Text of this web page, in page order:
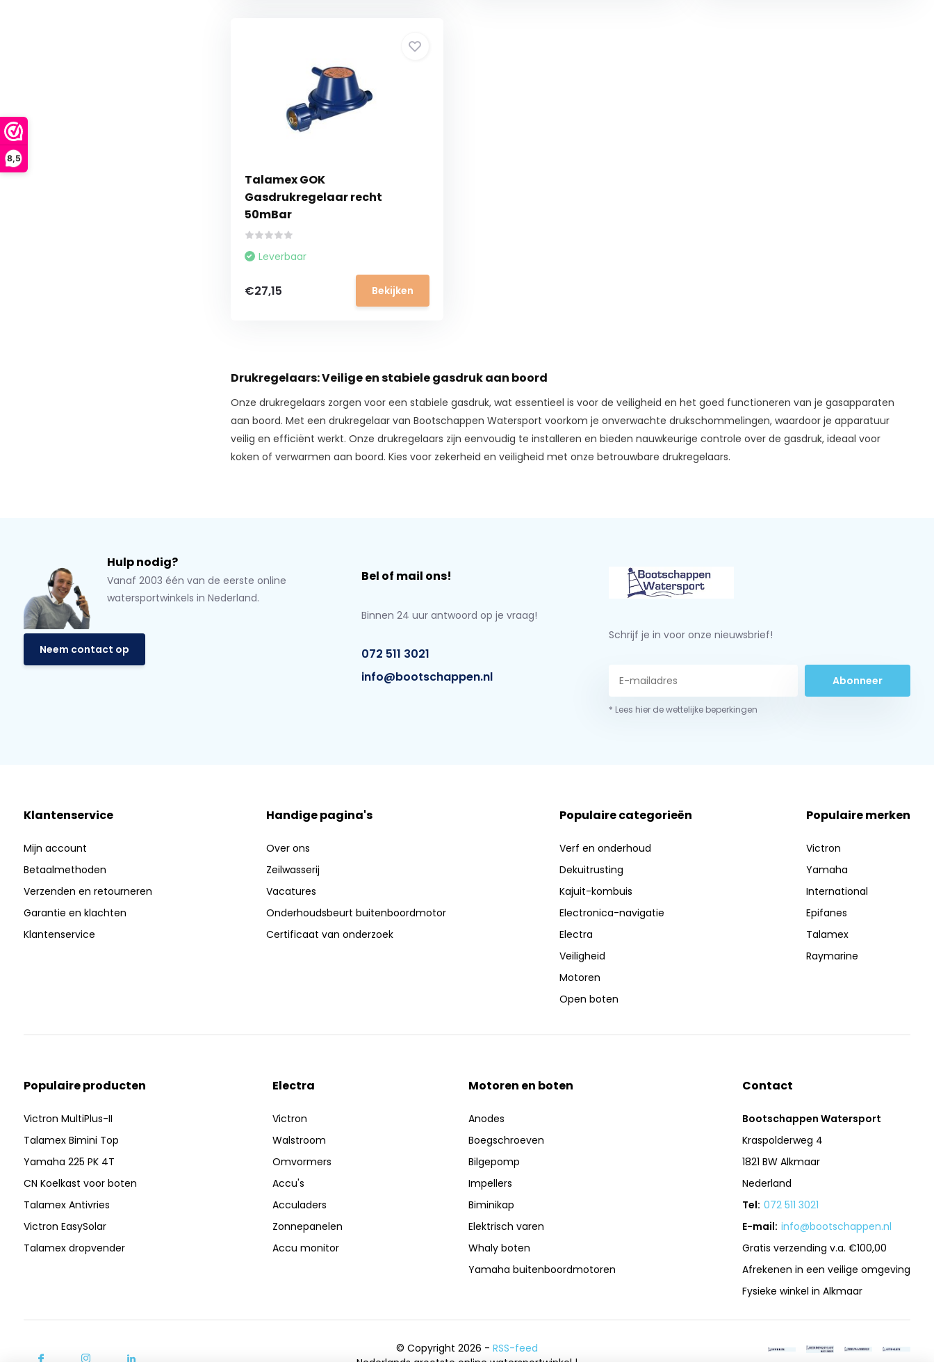
8,5
Talamex GOK
Gasdrukregelaar recht
50mBar
Leverbaar
€27,15 Bekijken
Drukregelaars: Veilige en stabiele gasdruk aan boord
Onze drukregelaars zorgen voor een stabiele gasdruk, wat essentieel is voor de veiligheid en het goed functioneren van je gasapparaten
aan boord. Met een drukregelaar van Bootschappen Watersport voorkom je onverwachte drukschommelingen, waardoor je apparatuur
veilig en efficiënt werkt. Onze drukregelaars zijn eenvoudig te installeren en bieden nauwkeurige controle over de gasdruk, ideaal voor
koken of verwarmen aan boord. Kies voor zekerheid en veiligheid met onze betrouwbare drukregelaars.
Hulp nodig?
Vanaf 2003 één van de eerste online
watersportwinkels in Nederland.
Neem contact op
Bel of mail ons!
Binnen 24 uur antwoord op je vraag!
072 511 3021
info@bootschappen.nl
Schrijf je in voor onze nieuwsbrief!
Abonneer
* Lees hier de wettelijke beperkingen
Klantenservice
Mijn account
Betaalmethoden
Verzenden en retourneren
Garantie en klachten
Klantenservice
Handige pagina's
Over ons
Zeilwasserij
Vacatures
Onderhoudsbeurt buitenboordmotor
Certificaat van onderzoek
Populaire categorieën
Verf en onderhoud
Dekuitrusting
Kajuit-kombuis
Electronica-navigatie
Electra
Veiligheid
Motoren
Open boten
Populaire merken
Victron
Yamaha
International
Epifanes
Talamex
Raymarine
Populaire producten
Victron MultiPlus-II
Talamex Bimini Top
Yamaha 225 PK 4T
CN Koelkast voor boten
Talamex Antivries
Victron EasySolar
Talamex dropvender
Electra
Victron
Walstroom
Omvormers
Accu's
Acculaders
Zonnepanelen
Accu monitor
Motoren en boten
Anodes
Boegschroeven
Bilgepomp
Impellers
Biminikap
Elektrisch varen
Whaly boten
Yamaha buitenboordmotoren
Contact
Bootschappen Watersport
Kraspolderweg 4
1821 BW Alkmaar
Nederland
Tel: 072 511 3021
E-mail: info@bootschappen.nl
Gratis verzending v.a. €100,00
Afrekenen in een veilige omgeving
Fysieke winkel in Alkmaar
© Copyright 2026 - RSS-feed